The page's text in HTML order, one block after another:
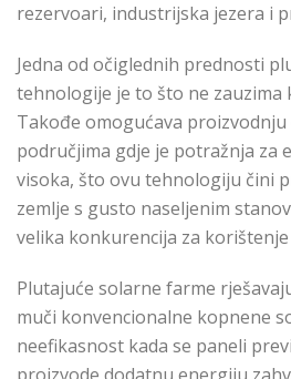
rezervoari, industrijska jezera i
Jedna od očiglednih prednosti
tehnologije je to što ne
Takođe omogućava
područjima gdje je potražnja za
visoka, što ovu tehnologiju čini
zemlje s gusto naseljenim
velika konkurencija za
Plutajuće solarne farme
muči konvencionalne kopnene
neefikasnost kada se paneli